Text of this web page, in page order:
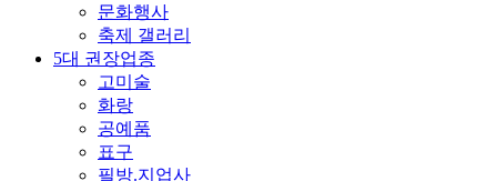
문화행사
축제 갤러리
5대 권장업종
고미술
화랑
공예품
표구
필방.지업사